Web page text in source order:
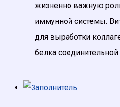
жизненно важную
иммунной системы.
для выработки
белка